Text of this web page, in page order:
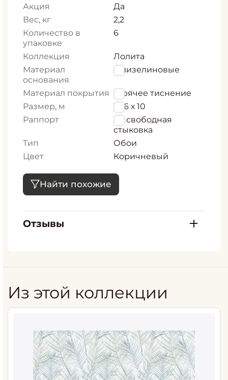
Акция
Да
Вес, кг
2,2
Количество в
упаковке
6
Коллекция
Лолита
Материал
основания
Флизелиновые
Материал покрытия Горячее тиснение
Размер, м
1,06 х 10
Раппорт
64 свободная
стыковка
Тип
Обои
Цвет
Коричневый
Найти похожие
Отзывы
Из этой коллекции